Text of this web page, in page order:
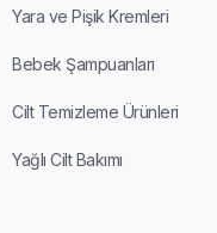
Yara ve Pişik Kremleri
Bebek Şampuanları
Cilt Temizleme Ürünleri
Yağlı Cilt Bakımı